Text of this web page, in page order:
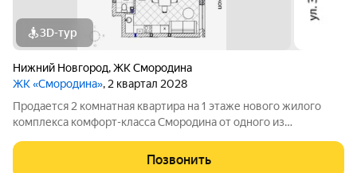
3D-тур
Нижний Новгород,ЖК Смородина
ЖК «Смородина», 2 квартал 2028
Продается 2 комнатная квартира на 1 этаже нового жилого
комплекса комфорт-класса Cмородина от одного из
по ипотеке, в т.ч. и по льготным программам. В доме есть лифт,
высота потолков в квартире
Позвонить